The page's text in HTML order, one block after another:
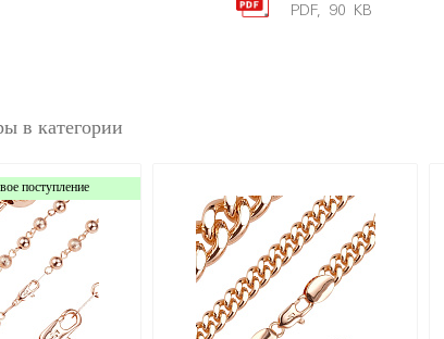
PDF, 90 KB
в категории
поступление